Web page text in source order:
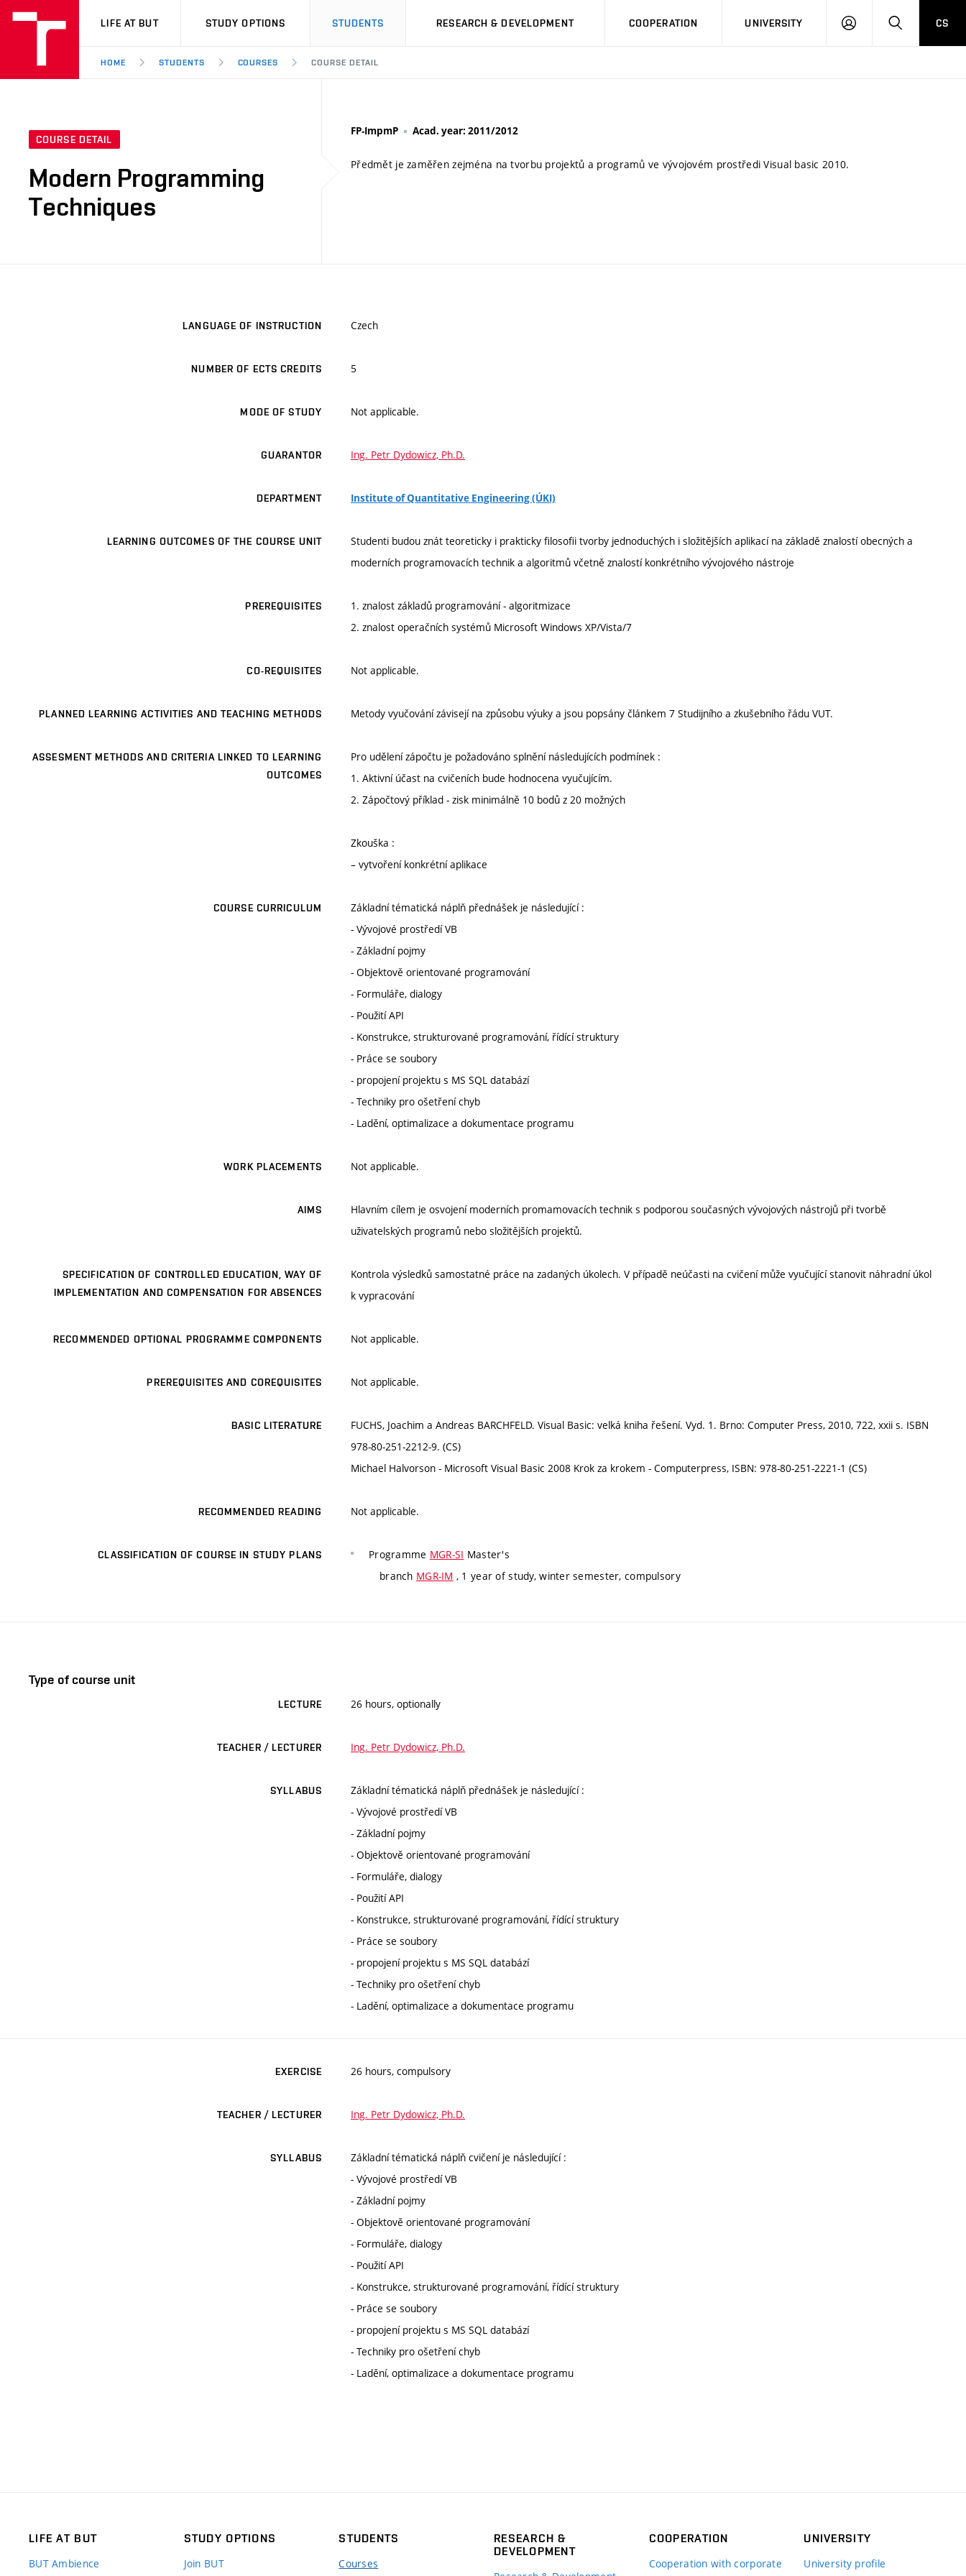
VUT
LIFE AT BUT STUDY OPTIONS STUDENTS RESEARCH & DEVELOPMENT COOPERATION UNIVERSITY
LOG
SEARCHCS
HOME STUDENTS COURSES COURSE DETAIL
COURSE DETAIL
Modern Programming
Techniques
FP-ImpmP Acad. year: 2011/2012
Předmět je zaměřen zejména na tvorbu projektů a programů ve vývojovém prostředi Visual basic 2010.
LANGUAGE OF INSTRUCTION Czech
NUMBER OF ECTS CREDITS 5
MODE OF STUDY Not applicable.
GUARANTOR Ing. Petr Dydowicz, Ph.D.
DEPARTMENT Institute of Quantitative Engineering (ÚKI)
LEARNING OUTCOMES OF THE COURSE UNIT
Studenti budou znát teoreticky i prakticky filosofii tvorby jednoduchých i složitějších aplikací na základě znalostí obecných a
moderních programovacích technik a algoritmů včetně znalostí konkrétního vývojového nástroje
PREREQUISITES
1. znalost základů programování - algoritmizace
2. znalost operačních systémů Microsoft Windows XP/Vista/7
CO-REQUISITES Not applicable.
PLANNED LEARNING ACTIVITIES AND TEACHING METHODS Metody vyučování závisejí na způsobu výuky a jsou popsány článkem 7 Studijního a zkušebního řádu VUT.
ASSESMENT METHODS AND CRITERIA LINKED TO LEARNING
OUTCOMES
Pro udělení zápočtu je požadováno splnění následujících podmínek :
1. Aktivní účast na cvičeních bude hodnocena vyučujícím.
2. Zápočtový příklad - zisk minimálně 10 bodů z 20 možných
Zkouška :
– vytvoření konkrétní aplikace
COURSE CURRICULUM
Základní tématická náplň přednášek je následující :
- Vývojové prostředí VB
- Základní pojmy
- Objektově orientované programování
- Formuláře, dialogy
- Použití API
- Konstrukce, strukturované programování, řídící struktury
- Práce se soubory
- propojení projektu s MS SQL databází
- Techniky pro ošetření chyb
- Ladění, optimalizace a dokumentace programu
WORK PLACEMENTS Not applicable.
AIMS
Hlavním cílem je osvojení moderních promamovacích technik s podporou současných vývojových nástrojů při tvorbě
uživatelských programů nebo složitějších projektů.
SPECIFICATION OF CONTROLLED EDUCATION, WAY OF
IMPLEMENTATION AND COMPENSATION FOR ABSENCES
Kontrola výsledků samostatné práce na zadaných úkolech. V případě neúčasti na cvičení může vyučující stanovit náhradní úkol
k vypracování
RECOMMENDED OPTIONAL PROGRAMME COMPONENTS Not applicable.
PREREQUISITES AND COREQUISITES Not applicable.
BASIC LITERATURE
FUCHS, Joachim a Andreas BARCHFELD. Visual Basic: velká kniha řešení. Vyd. 1. Brno: Computer Press, 2010, 722, xxii s. ISBN
978-80-251-2212-9. (CS)
Michael Halvorson - Microsoft Visual Basic 2008 Krok za krokem - Computerpress, ISBN: 978-80-251-2221-1 (CS)
RECOMMENDED READING Not applicable.
CLASSIFICATION OF COURSE IN STUDY PLANS Programme MGR-SI Master's
branch MGR-IM , 1 year of study, winter semester, compulsory
Type of course unit
LECTURE 26 hours, optionally
TEACHER / LECTURER Ing. Petr Dydowicz, Ph.D.
SYLLABUS
Základní tématická náplň přednášek je následující :
- Vývojové prostředí VB
- Základní pojmy
- Objektově orientované programování
- Formuláře, dialogy
- Použití API
- Konstrukce, strukturované programování, řídící struktury
- Práce se soubory
- propojení projektu s MS SQL databází
- Techniky pro ošetření chyb
- Ladění, optimalizace a dokumentace programu
EXERCISE 26 hours, compulsory
TEACHER / LECTURER Ing. Petr Dydowicz, Ph.D.
SYLLABUS
Základní tématická náplň cvičení je následující :
- Vývojové prostředí VB
- Základní pojmy
- Objektově orientované programování
- Formuláře, dialogy
- Použití API
- Konstrukce, strukturované programování, řídící struktury
- Práce se soubory
- propojení projektu s MS SQL databází
- Techniky pro ošetření chyb
- Ladění, optimalizace a dokumentace programu
LIFE AT BUT
BUT Ambience
STUDY OPTIONS
Join BUT
STUDENTS
Courses
RESEARCH &
DEVELOPMENT
COOPERATION
Cooperation with corporate
UNIVERSITY
University profile